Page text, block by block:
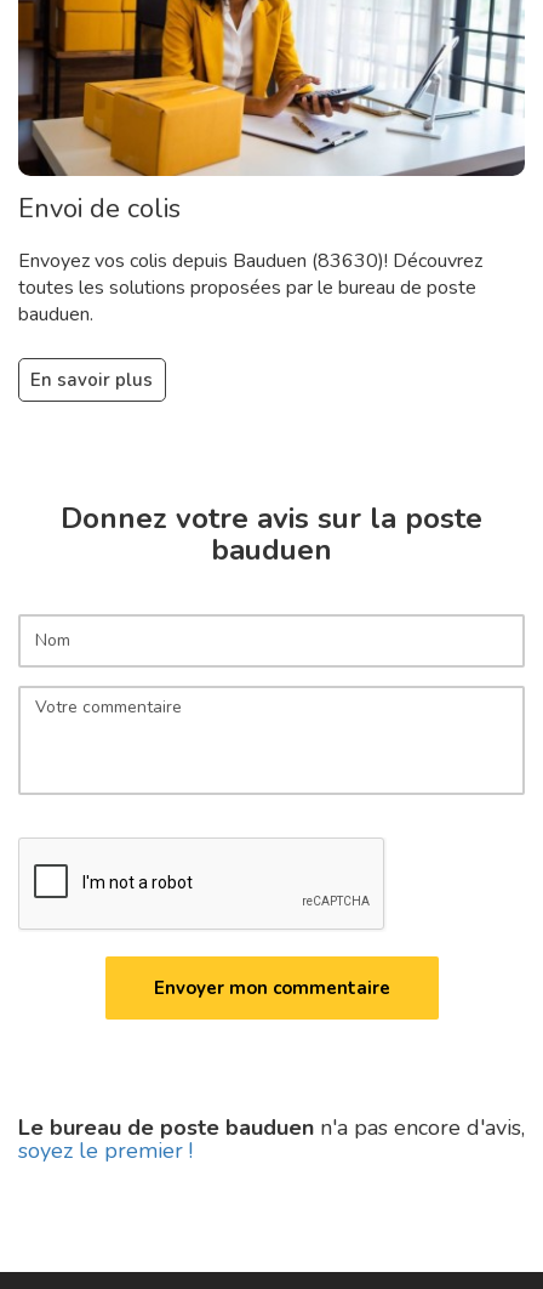
Envoi de colis
Envoyez vos colis depuis Bauduen (83630)! Découvrez
toutes les solutions proposées par le bureau de poste
bauduen.
En savoir plus
Donnez votre avis sur la poste
bauduen
Le bureau de poste bauduen n'a pas encore d'avis,
soyez le premier !